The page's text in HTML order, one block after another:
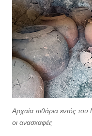
Αρχαία πιθάρια εντός
οι ανασκαφές